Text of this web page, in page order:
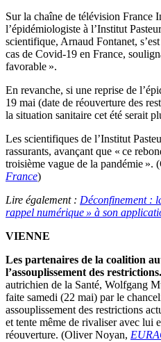
Sur la chaîne de télévision France
l’épidémiologiste à l’Institut
scientifique, Arnaud Fontanet,
cas de Covid-19 en France,
favorable ».
En revanche, si une reprise de
19 mai (date de réouverture des
la situation sanitaire cet été serait
Les scientifiques de l’Institut
rassurants, avançant que « ce
troisième vague de la pandémie ».
France)
Lire également : Déconfinement :
rappel numérique » à son
VIENNE
Les partenaires de la coalition
l’assouplissement des restrictions.
autrichien de la Santé, Wolfgang
faite samedi (22 mai) par le
assouplissement des restrictions
et tente même de rivaliser avec lui
réouverture. (Oliver Noyan,